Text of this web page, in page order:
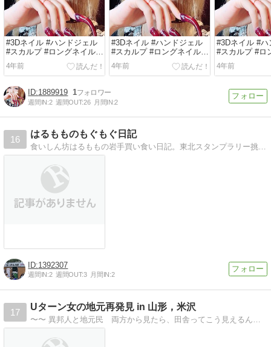
#3Dネイル #ハンドジェル
#スカルプ #ロングネイル #
春ネイル #夏ネイル #秋ネ
イ...
4年前
#3Dネイル #ハンドジェル
#スカルプ #ロングネイル #
春ネイル #夏ネイル #秋ネ
イ...
4年前
#3Dネイル #ハ
#スカルプ #ロ
春ネイル #夏
イ...
4年前
1889919 1
週間IN:2 週間OUT:26 月間IN:2
16
はるもものもぐもぐ日記
食いしん坊はるももの岩手買い食い日記。東北スタンプラリー挑戦中です。
1392307
週間IN:2 週間OUT:3 月間IN:2
17
Uターン女の地元再発見 in 山形，米沢